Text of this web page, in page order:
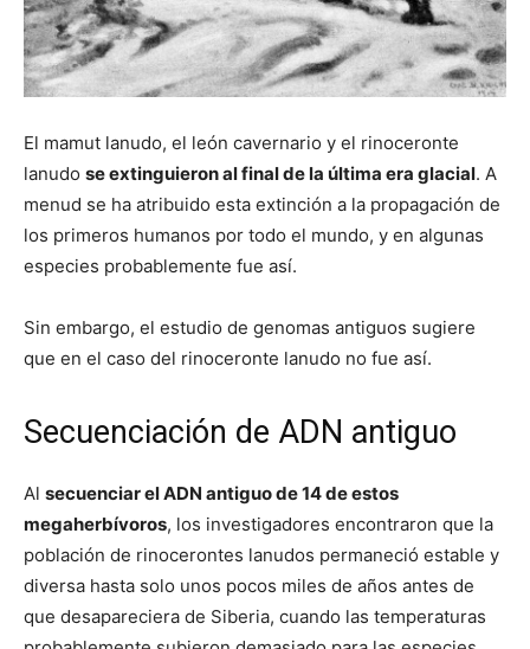
El mamut lanudo, el león cavernario y el rinoceronte
lanudo se extinguieron al final de la última era glacial. A
menud se ha atribuido esta extinción a la propagación de
los primeros humanos por todo el mundo, y en algunas
especies probablemente fue así.
Sin embargo, el estudio de genomas antiguos sugiere
que en el caso del rinoceronte lanudo no fue así.
Secuenciación de ADN antiguo
Al secuenciar el ADN antiguo de 14 de estos
megaherbívoros, los investigadores encontraron que la
población de rinocerontes lanudos permaneció estable y
diversa hasta solo unos pocos miles de años antes de
que desapareciera de Siberia, cuando las temperaturas